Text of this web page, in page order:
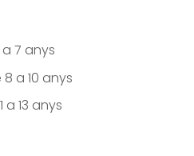
a 7 anys
a 10 anys
a 13 anys